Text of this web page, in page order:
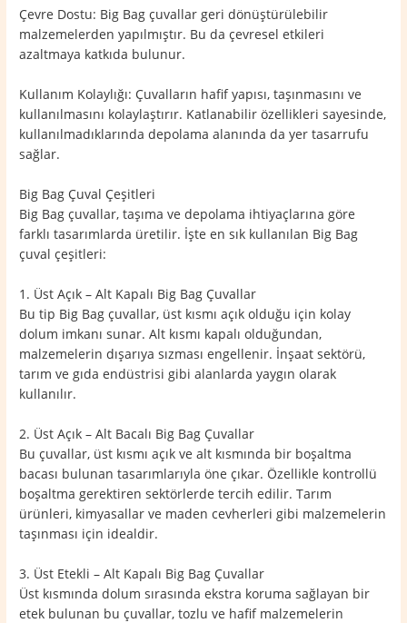
Çevre Dostu: Big Bag çuvallar geri dönüştürülebilir
malzemelerden yapılmıştır. Bu da çevresel etkileri
azaltmaya katkıda bulunur.
Kullanım Kolaylığı: Çuvalların hafif yapısı, taşınmasını ve
kullanılmasını kolaylaştırır. Katlanabilir özellikleri sayesinde,
kullanılmadıklarında depolama alanında da yer tasarrufu
sağlar.
Big Bag Çuval Çeşitleri
Big Bag çuvallar, taşıma ve depolama ihtiyaçlarına göre
farklı tasarımlarda üretilir. İşte en sık kullanılan Big Bag
çuval çeşitleri:
1. Üst Açık – Alt Kapalı Big Bag Çuvallar
Bu tip Big Bag çuvallar, üst kısmı açık olduğu için kolay
dolum imkanı sunar. Alt kısmı kapalı olduğundan,
malzemelerin dışarıya sızması engellenir. İnşaat sektörü,
tarım ve gıda endüstrisi gibi alanlarda yaygın olarak
kullanılır.
2. Üst Açık – Alt Bacalı Big Bag Çuvallar
Bu çuvallar, üst kısmı açık ve alt kısmında bir boşaltma
bacası bulunan tasarımlarıyla öne çıkar. Özellikle kontrollü
boşaltma gerektiren sektörlerde tercih edilir. Tarım
ürünleri, kimyasallar ve maden cevherleri gibi malzemelerin
taşınması için idealdir.
3. Üst Etekli – Alt Kapalı Big Bag Çuvallar
Üst kısmında dolum sırasında ekstra koruma sağlayan bir
etek bulunan bu çuvallar, tozlu ve hafif malzemelerin